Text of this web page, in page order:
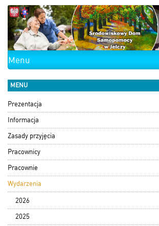
Menu
MENU
Prezentacja
Informacja
Zasady przyjęcia
Pracownicy
Pracownie
Wydarzenia
2026
2025